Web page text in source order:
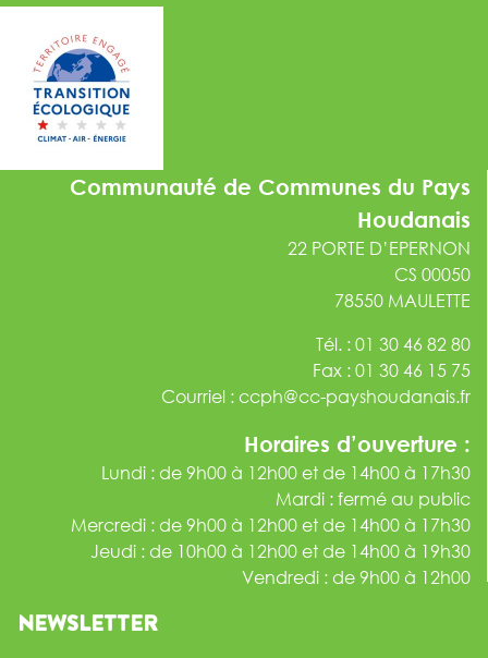
Communauté de Communes du Pays
Houdanais
22 PORTE D’EPERNON
CS 00050
78550 MAULETTE
Tél. : 01 30 46 82 80
Fax : 01 30 46 15 75
Courriel : ccph@cc-payshoudanais.fr
Horaires d’ouverture :
Lundi : de 9h00 à 12h00 et de 14h00 à 17h30
Mardi : fermé au public
Mercredi : de 9h00 à 12h00 et de 14h00 à 17h30
Jeudi : de 10h00 à 12h00 et de 14h00 à 19h30
Vendredi : de 9h00 à 12h00
NEWSLETTER